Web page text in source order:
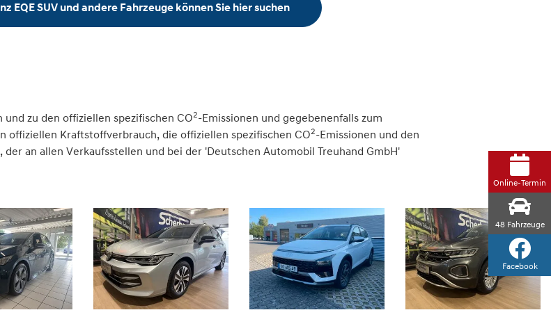
EQE SUV und andere Fahrzeuge können Sie hier suchen
zu den offiziellen spezifischen CO2-Emissionen und gegebenenfalls zum
Kraftstoffverbrauch, die offiziellen spezifischen CO2-Emissionen und den
an allen Verkaufsstellen und bei der 'Deutschen Automobil Treuhand GmbH'
Online-Termin
48Fahrzeuge
Facebook